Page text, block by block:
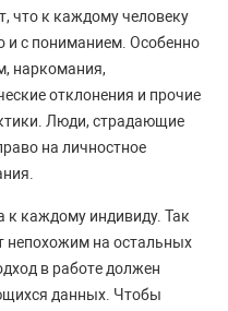
что к каждому человеку
и с пониманием. Особенно
наркомания,
отклонения и прочие
Люди, страдающие
на личностное
к каждому индивиду. Так
непохожим на остальных
в работе должен
данных. Чтобы